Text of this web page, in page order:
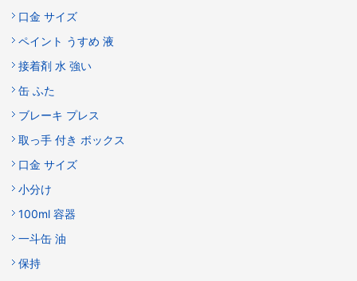
口金 サイズ
ペイント うすめ 液
接着剤 水 強い
缶 ふた
ブレーキ プレス
取っ手 付き ボックス
口金 サイズ
小分け
100ml 容器
一斗缶 油
保持